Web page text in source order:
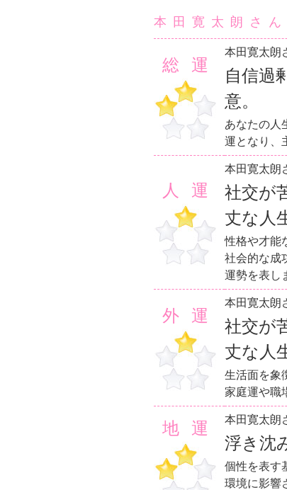
本田寛太朗さ
総運
本田寛太朗
自信過
意。
あなたの人
運となり、
人運
本田寛太朗
社交が
丈な人
性格や才能
社会的な成
運勢を表し
外運
本田寛太朗
社交が
丈な人
生活面を象
家庭運や職
地運 本田寛太朗
浮き沈
個性を表す
環境に影響